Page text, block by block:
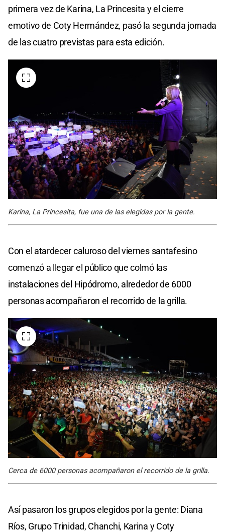
primera vez de Karina, La Princesita y el cierre
emotivo de Coty Hermández, pasó la segunda jornada
de las cuatro previstas para esta edición.
Karina, La Princesita, fue una de las elegidas por la gente.
Con el atardecer caluroso del viernes santafesino
comenzó a llegar el público que colmó las
instalaciones del Hipódromo, alrededor de 6000
personas acompañaron el recorrido de la grilla.
Cerca de 6000 personas acompañaron el recorrido de la grilla.
Así pasaron los grupos elegidos por la gente: Diana
Ríos, Grupo Trinidad, Chanchi, Karina y Coty